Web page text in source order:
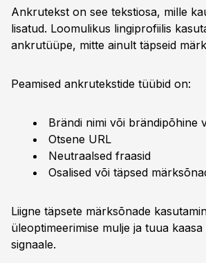
Ankrutekst on see tekstiosa, mille
lisatud. Loomulikus lingiprofiilis
ankrutüüpe, mitte ainult täpseid
Peamised ankrutekstide tüübid on:
Brändi nimi või brändipõhine
Otsene URL
Neutraalsed fraasid
Osalised või täpsed
Liigne täpsete märksõnade
üleoptimeerimise mulje ja tuua kaasa
signaale.